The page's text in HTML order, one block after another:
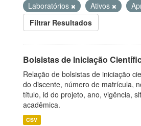
Laboratórios
Ativos
Filtrar Resultados
Bolsistas de Iniciação
Relação de bolsistas de iniciação
do discente, número de matrícula,
título, id do projeto, ano, vigência,
acadêmica.
CSV